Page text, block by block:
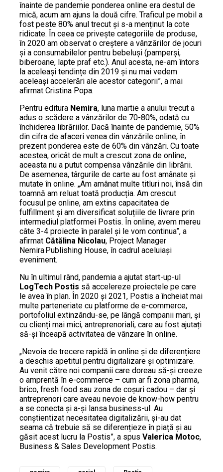
înainte de pandemie ponderea online era destul de
mică, acum am ajuns la două cifre. Traficul pe mobil a
fost peste 80% anul trecut și s-a menținut la cote
ridicate. În ceea ce privește categoriile de produse,
în 2020 am observat o creștere a vânzărilor de jocuri
și a consumabilelor pentru bebeluși (pamperși,
biberoane, lapte praf etc.). Anul acesta, ne-am întors
la aceleași tendințe din 2019 și nu mai vedem
aceleași accelerări ale acestor categorii”, a mai
afirmat Cristina Popa.
Pentru editura Nemira, luna martie a anului trecut a
adus o scădere a vânzărilor de 70-80%, odată cu
închiderea librăriilor. Dacă înainte de pandemie, 50%
din cifra de afaceri venea din vânzările online, în
prezent ponderea este de 60% din vânzări. Cu toate
acestea, oricât de mult a crescut zona de online,
aceasta nu a putut compensa vânzările din librării.
De asemenea, târgurile de carte au fost amânate și
mutate în online. „Am amânat multe titluri noi, însă din
toamnă am reluat toată producția. Am crescut
focusul pe online, am extins capacitatea de
fulfillment și am diversificat soluțiile de livrare prin
intermediul platformei Postis. În online, avem mereu
câte 3-4 proiecte în paralel și le vom continua”, a
afirmat Cătălina Nicolau, Project Manager
Nemira Publishing House, în cadrul aceluiași
eveniment.
Nu în ultimul rând, pandemia a ajutat start-up-ul
LogTech Postis să accelereze proiectele pe care
le avea în plan. În 2020 și 2021, Postis a încheiat mai
multe parteneriate cu platforme de e-commerce,
portofoliul extinzându-se, pe lângă companii mari, și
cu clienți mai mici, antreprenoriali, care au fost ajutați
să-și înceapă activitatea de vânzare în online.
„Nevoia de trecere rapidă în online și de diferențiere
a deschis apetitul pentru digitalizare și optimizare.
Au venit către noi companii care doreau să-și creeze
o amprentă în e-commerce – cum ar fi zona pharma,
brico, fresh food sau zona de coșuri cadou – dar și
antreprenori care aveau nevoie de know-how pentru
a se conecta și a-și lansa business-ul. Au
conștientizat necesitatea digitalizării, și-au dat
seama că trebuie să se diferențieze în piață și au
găsit acest lucru la Postis”, a spus Valerica Motoc,
Business & Sales Development Postis.